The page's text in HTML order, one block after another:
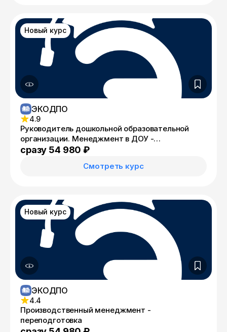
Новый курс
ЭКОДПО
4.9
Руководитель дошкольной образовательной
организации. Менеджмент в ДОУ -
переподготовка
сразу 54 980 ₽
Смотреть курс
Новый курс
ЭКОДПО
4.4
Производственный менеджмент -
переподготовка